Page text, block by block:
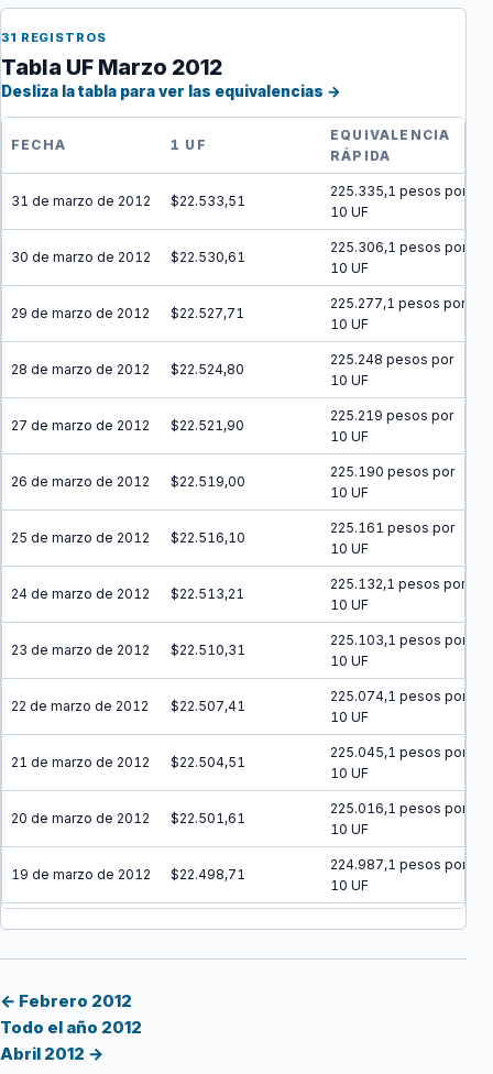
31 REGISTROS
Tabla UF Marzo 2012
Desliza la tabla para ver las equivalencias →
FECHA 1 UF
EQUIVALENCIA
RÁPIDA
31 de marzo de 2012 $22.533,51
225.335,1 pesos por
10 UF
30 de marzo de 2012 $22.530,61
225.306,1 pesos por
10 UF
29 de marzo de 2012 $22.527,71
225.277,1 pesos por
10 UF
28 de marzo de 2012 $22.524,80
225.248 pesos por
10 UF
27 de marzo de 2012 $22.521,90
225.219 pesos por
10 UF
26 de marzo de 2012 $22.519,00
225.190 pesos por
10 UF
25 de marzo de 2012 $22.516,10
225.161 pesos por
10 UF
24 de marzo de 2012 $22.513,21
225.132,1 pesos por
10 UF
23 de marzo de 2012 $22.510,31
225.103,1 pesos por
10 UF
22 de marzo de 2012 $22.507,41
225.074,1 pesos por
10 UF
21 de marzo de 2012 $22.504,51
225.045,1 pesos por
10 UF
20 de marzo de 2012 $22.501,61
225.016,1 pesos por
10 UF
19 de marzo de 2012 $22.498,71
224.987,1 pesos por
10 UF
18 de marzo de 2012 $22.495,82
16 de marzo de 2012
← Febrero 2012
Todo el año 2012
Abril 2012 →